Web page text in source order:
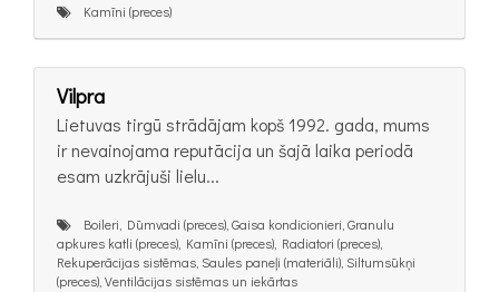
Kamīni (preces)
Vilpra
Lietuvas tirgū strādājam kopš 1992. gada, mums
ir nevainojama reputācija un šajā laika periodā
esam uzkrājuši lielu...
Boileri, Dūmvadi (preces), Gaisa kondicionieri, Granulu
apkures katli (preces), Kamīni (preces), Radiatori (preces),
Rekuperācijas sistēmas, Saules paneļi (materiāli), Siltumsūkņi
(preces), Ventilācijas sistēmas un iekārtas